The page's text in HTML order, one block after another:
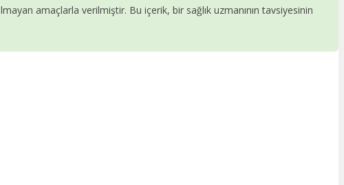
amaçlarla verilmiştir. Bu içerik, bir sağlık uzmanının tavsiyesinin